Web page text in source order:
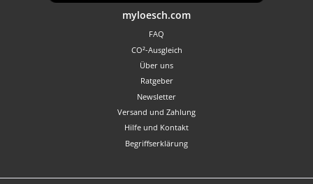
myloesch.com
FAQ
CO²-Ausgleich
Über uns
Ratgeber
Newsletter
Versand und Zahlung
Hilfe und Kontakt
Begriffserklärung